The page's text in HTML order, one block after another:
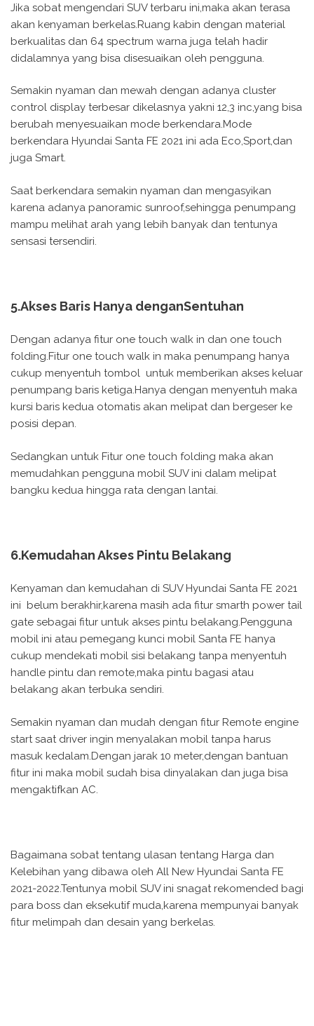
Jika sobat mengendari SUV terbaru ini,maka akan terasa
akan kenyaman berkelas.Ruang kabin dengan material
berkualitas dan 64 spectrum warna juga telah hadir
didalamnya yang bisa disesuaikan oleh pengguna.
Semakin nyaman dan mewah dengan adanya cluster
control display terbesar dikelasnya yakni 12,3 inc,yang bisa
berubah menyesuaikan mode berkendara.Mode
berkendara Hyundai Santa FE 2021 ini ada Eco,Sport,dan
juga Smart.
Saat berkendara semakin nyaman dan mengasyikan
karena adanya panoramic sunroof,sehingga penumpang
mampu melihat arah yang lebih banyak dan tentunya
sensasi tersendiri.
5.Akses Baris Hanya denganSentuhan
Dengan adanya fitur one touch walk in dan one touch
folding.Fitur one touch walk in maka penumpang hanya
cukup menyentuh tombol untuk memberikan akses keluar
penumpang baris ketiga.Hanya dengan menyentuh maka
kursi baris kedua otomatis akan melipat dan bergeser ke
posisi depan.
Sedangkan untuk Fitur one touch folding maka akan
memudahkan pengguna mobil SUV ini dalam melipat
bangku kedua hingga rata dengan lantai.
6.Kemudahan Akses Pintu Belakang
Kenyaman dan kemudahan di SUV Hyundai Santa FE 2021
ini belum berakhir,karena masih ada fitur smarth power tail
gate sebagai fitur untuk akses pintu belakang.Pengguna
mobil ini atau pemegang kunci mobil Santa FE hanya
cukup mendekati mobil sisi belakang tanpa menyentuh
handle pintu dan remote,maka pintu bagasi atau
belakang akan terbuka sendiri.
Semakin nyaman dan mudah dengan fitur Remote engine
start saat driver ingin menyalakan mobil tanpa harus
masuk kedalam.Dengan jarak 10 meter,dengan bantuan
fitur ini maka mobil sudah bisa dinyalakan dan juga bisa
mengaktifkan AC.
Bagaimana sobat tentang ulasan tentang Harga dan
Kelebihan yang dibawa oleh All New Hyundai Santa FE
2021-2022.Tentunya mobil SUV ini snagat rekomended bagi
para boss dan eksekutif muda,karena mempunyai banyak
fitur melimpah dan desain yang berkelas.